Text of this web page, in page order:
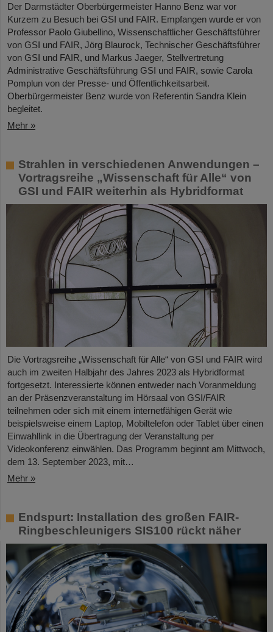
Der Darmstädter Oberbürgermeister Hanno Benz war vor
Kurzem zu Besuch bei GSI und FAIR. Empfangen wurde er von
Professor Paolo Giubellino, Wissenschaftlicher Geschäftsführer
von GSI und FAIR, Jörg Blaurock, Technischer Geschäftsführer
von GSI und FAIR, und Markus Jaeger, Stellvertretung
Administrative Geschäftsführung GSI und FAIR, sowie Carola
Pomplun von der Presse- und Öffentlichkeitsarbeit.
Oberbürgermeister Benz wurde von Referentin Sandra Klein
begleitet.
Mehr »
Strahlen in verschiedenen Anwendungen –
Vortragsreihe „Wissenschaft für Alle“ von
GSI und FAIR weiterhin als Hybridformat
Die Vortragsreihe „Wissenschaft für Alle“ von GSI und FAIR wird
auch im zweiten Halbjahr des Jahres 2023 als Hybridformat
fortgesetzt. Interessierte können entweder nach Voranmeldung
an der Präsenzveranstaltung im Hörsaal von GSI/FAIR
teilnehmen oder sich mit einem internetfähigen Gerät wie
beispielsweise einem Laptop, Mobiltelefon oder Tablet über einen
Einwahllink in die Übertragung der Veranstaltung per
Videokonferenz einwählen. Das Programm beginnt am Mittwoch,
dem 13. September 2023, mit…
Mehr »
Endspurt: Installation des großen FAIR-
Ringbeschleunigers SIS100 rückt näher